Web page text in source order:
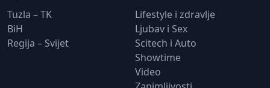
Tuzla – TK
BiH
Regija – Svijet
Lifestyle i zdravlje
Ljubav i Sex
Scitech i Auto
Showtime
Video